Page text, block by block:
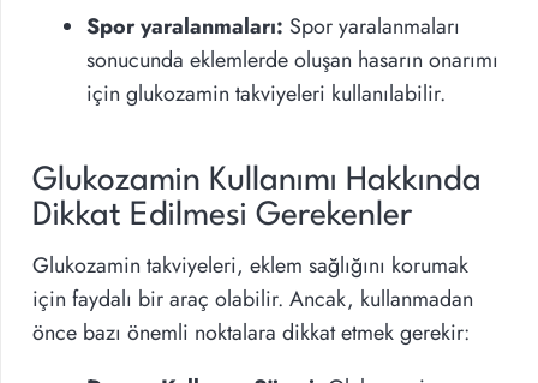
Spor yaralanmaları: Spor yaralanmaları
sonucunda eklemlerde oluşan hasarın onarımı
için glukozamin takviyeleri kullanılabilir.
Glukozamin Kullanımı Hakkında
Dikkat Edilmesi Gerekenler
Glukozamin takviyeleri, eklem sağlığını korumak
için faydalı bir araç olabilir. Ancak, kullanmadan
önce bazı önemli noktalara dikkat etmek gerekir: